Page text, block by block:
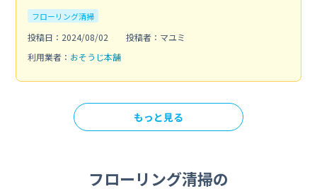
フローリング清掃
投稿日：2024/08/02
投稿者：マユミ
利用業者： おそうじ本舗
もっと見る
フローリング清掃の